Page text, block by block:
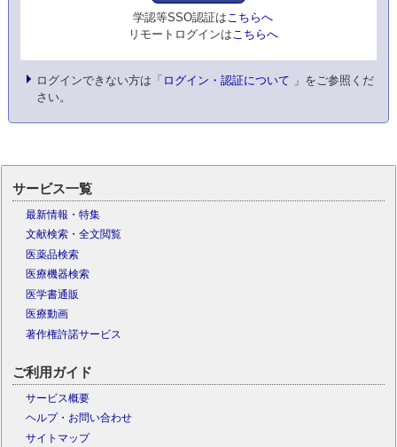
学認等SSO認証はこちらへ
リモートログインはこちらへ
ログインできない方は「 ログイン・認証について 」をご参照くだ
さい。
サービス一覧
最新情報・特集
文献検索・全文閲覧
医薬品検索
医療機器検索
医学書通販
医療動画
著作権許諾サービス
ご利用ガイド
サービス概要
ヘルプ・お問い合わせ
サイトマップ